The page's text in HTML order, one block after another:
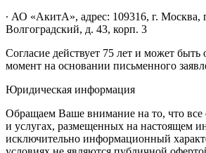
∙ АО «АкитА», адрес: 109316, г. Москва,
Волгоградский, д. 43, корп. 3
Согласие действует 75 лет и может быть
момент на основании письменного
Юридическая информация
Обращаем Ваше внимание на то, что все
и услугах, размещенных на настоящем
исключительно информационный